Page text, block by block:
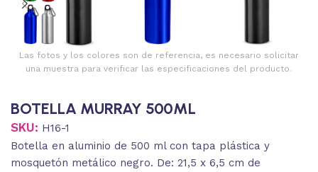
Las fotos y los colores son de referencia, es necesario solicitar
una muestra para verificar las especificaciones del producto.
BOTELLA MURRAY 500ML
SKU: H16-1
Botella en aluminio de 500 ml con tapa plástica y
mosquetón metálico negro. De: 21,5 x 6,5 cm de